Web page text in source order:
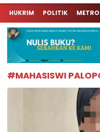
HUKRIM POLITIK METRO
#MAHASISWI